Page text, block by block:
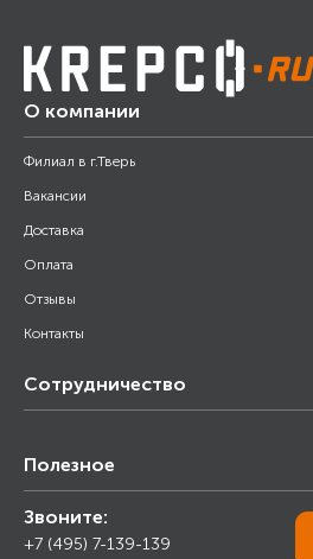
О компании
Филиал в г.Тверь
Вакансии
Доставка
Оплата
Отзывы
Контакты
Сотрудничество
Снабжение строительства
Торговым организациям
Полезное
Калькулятор
Прайс лист
Звоните:
+7 (495) 7-139-139